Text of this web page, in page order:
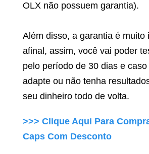
OLX não possuem garantia).
Além disso, a garantia é muito
afinal, assim, você vai poder
pelo período de 30 dias e
adapte ou não tenha
seu dinheiro todo de volta.
>>> Clique Aqui Para
Caps Com Desconto